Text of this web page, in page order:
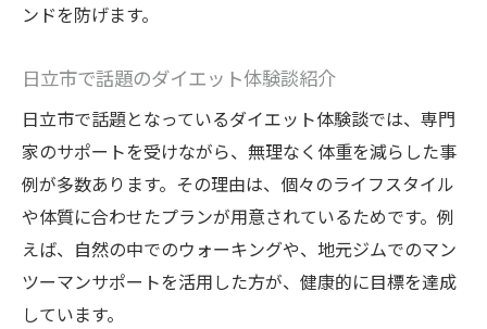
ンドを防げます。
日立市で話題のダイエット体験談紹介
日立市で話題となっているダイエット体験談では、専門
家のサポートを受けながら、無理なく体重を減らした事
例が多数あります。その理由は、個々のライフスタイル
や体質に合わせたプランが用意されているためです。例
えば、自然の中でのウォーキングや、地元ジムでのマン
ツーマンサポートを活用した方が、健康的に目標を達成
しています。